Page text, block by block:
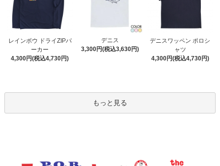
レインボウ ドライZIPパ
ーカー
4,300円(税込4,730円)
デニス
3,300円(税込3,630円)
デニスワッペン ポロシ
ャツ
4,300円(税込4,730円)
もっと見る